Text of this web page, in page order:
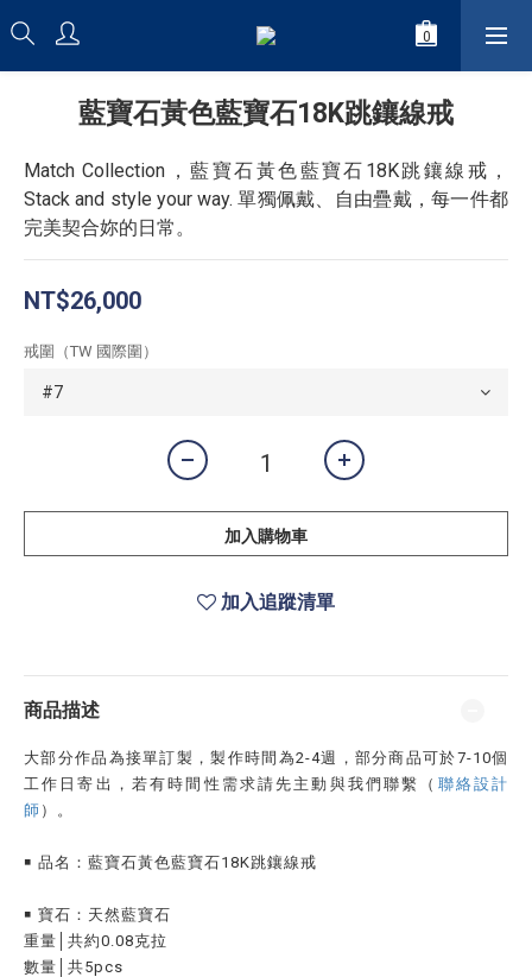
藍寶石黃色藍寶石18K跳鑲線戒
Match Collection，藍寶石黃色藍寶石18K跳鑲線戒，
Stack and style your way. 單獨佩戴、自由疊戴，每一件都
完美契合妳的日常。
NT$26,000
戒圍（TW 國際圍）
加入購物車
加入追蹤清單
商品描述
大部分作品為接單訂製，製作時間為2-4週，部分商品可於7-10個
工作日寄出，若有時間性需求請先主動與我們聯繫（ 聯絡設計
師 ）。
￭ 品名：藍寶石黃色藍寶石18K跳鑲線戒
￭ 寶石：天然藍寶石
重量│共約0.08克拉
數量│共5pcs